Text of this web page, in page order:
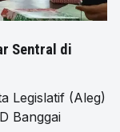
Sentral di
Legislatif (Aleg)
Banggai